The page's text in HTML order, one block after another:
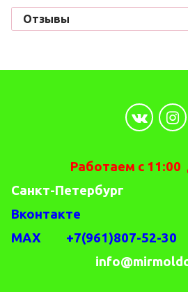
Отзывы
Работаем с 11:00
Санкт-Петербург
Вконтакте
MAX +7(961)807-52-30